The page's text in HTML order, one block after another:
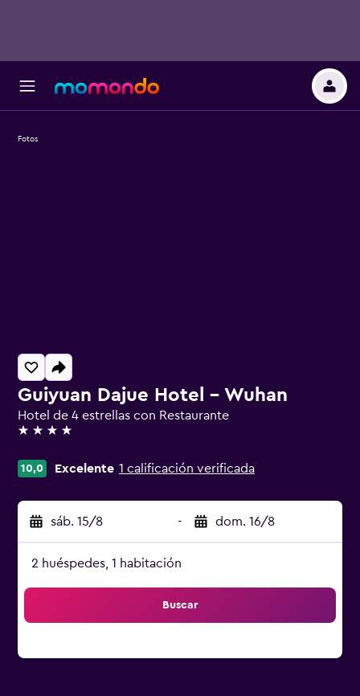
Guiyuan Dajue Hotel - Wuhan
Hotel de 4 estrellas con Restaurante
4 estrellas
10,0 Excelente 1 calificación verificada
sáb. 15/8 - dom. 16/8
2 huéspedes, 1 habitación
Buscar
Fotos